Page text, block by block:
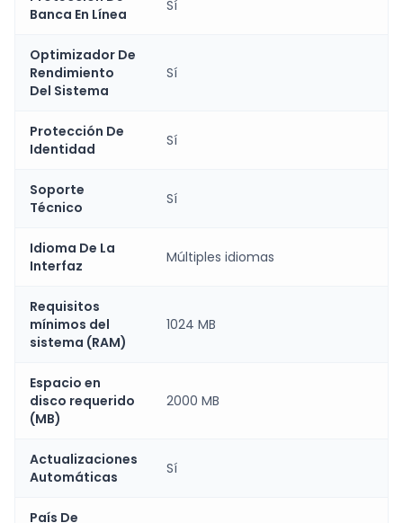
Banca En Línea
Sí
Optimizador De
Rendimiento
Del Sistema
Sí
Protección De
Identidad
Sí
Soporte
Técnico
Sí
Idioma De La
Interfaz
Múltiples idiomas
Requisitos
mínimos del
sistema (RAM)
1024 MB
Espacio en
disco requerido
(MB)
2000 MB
Actualizaciones
Automáticas
Sí
País De